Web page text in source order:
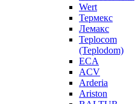
Wert
Термекс
Лемакс
Teplocom
(Teplodom)
ECA
ACV
Arderia
Ariston